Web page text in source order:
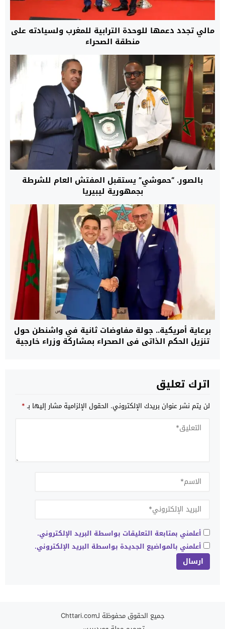
مالي تجدد دعمها للوحدة الترابية للمغرب ولسيادته على
منطقة الصحراء
بالصور. “حموشي” يستقبل المفتش العام للشرطة
بجمهورية ليبيريا
برعاية أمريكية.. جولة مفاوضات ثانية في واشنطن حول
تنزيل الحكم الذاتي في الصحراء بمشاركة وزراء خارجية
اترك تعليق
لن يتم نشر عنوان بريدك الإلكتروني. الحقول الإلزامية مشار إليها بـ*
أعلمني بمتابعة التعليقات بواسطة البريد الإلكتروني.
أعلمني بالمواضيع الجديدة بواسطة البريد الإلكتروني.
جميع الحقوق محفوظة لـChttari.com